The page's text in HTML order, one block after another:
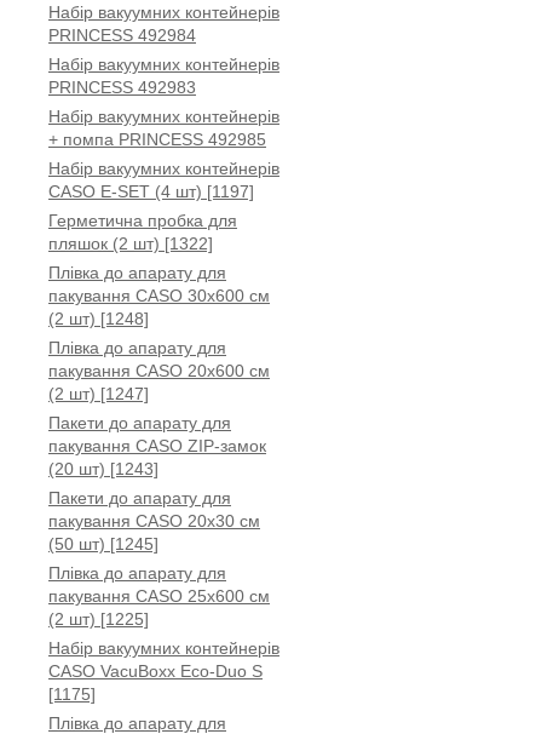
Набір вакуумних контейнерів
PRINCESS 492984
Набір вакуумних контейнерів
PRINCESS 492983
Набір вакуумних контейнерів
+ помпа PRINCESS 492985
Набір вакуумних контейнерів
CASO E-SET (4 шт) [1197]
Герметична пробка для
пляшок (2 шт) [1322]
Плівка до апарату для
пакування CASO 30x600 см
(2 шт) [1248]
Плівка до апарату для
пакування CASO 20x600 см
(2 шт) [1247]
Пакети до апарату для
пакування CASO ZIP-замок
(20 шт) [1243]
Пакети до апарату для
пакування CASO 20x30 см
(50 шт) [1245]
Плівка до апарату для
пакування CASO 25x600 см
(2 шт) [1225]
Набір вакуумних контейнерів
CASO VacuBoxx Eco-Duo S
[1175]
Плівка до апарату для